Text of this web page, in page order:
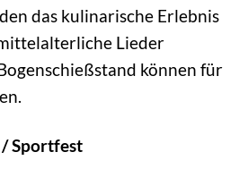
das kulinarische Erlebnis
Lieder
können für
Sportfest